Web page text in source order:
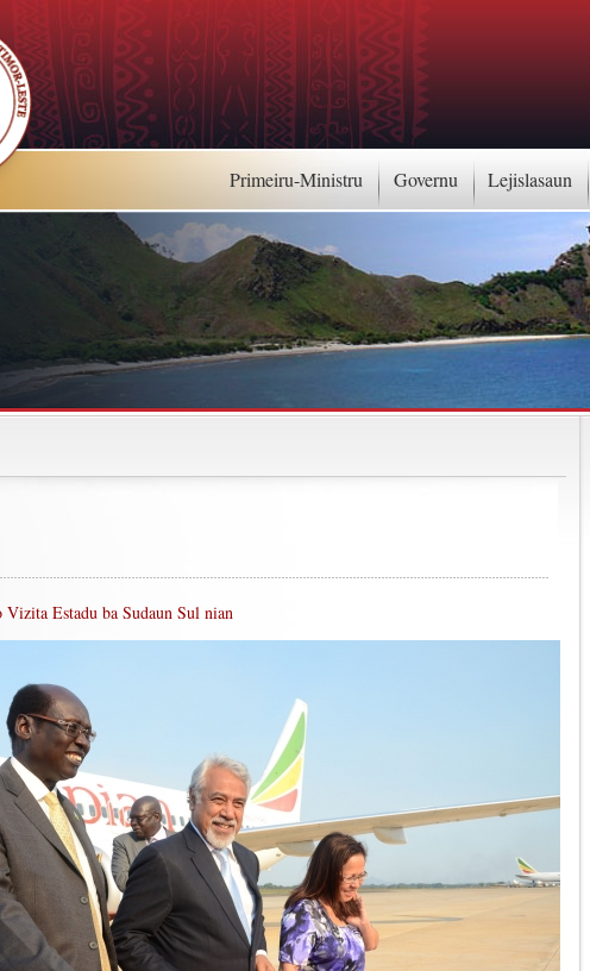
Primeiru-Ministru Governu Lejislasaun
Estadu ba Sudaun Sul nian